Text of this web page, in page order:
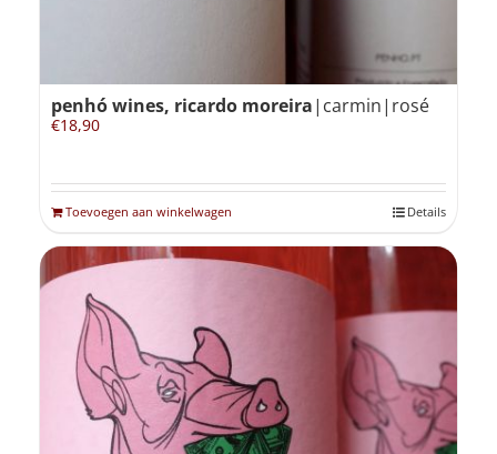
penhó wines, ricardo moreira|carmin|rosé
€18,90
Toevoegen aan winkelwagen Details